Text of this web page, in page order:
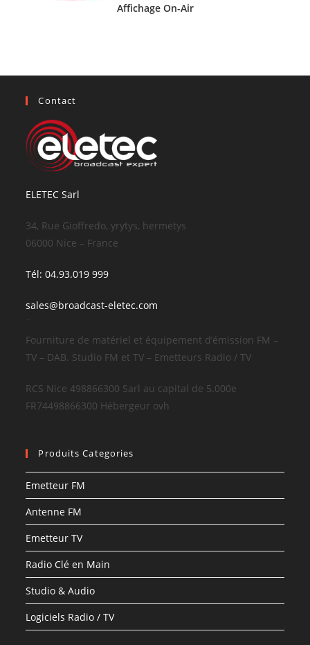
Affichage On-Air
Contact
ELETEC Sarl
34, Rue Gioffredo, yrytys, hermetys
06000 Nice – France
Tél: 04.93.019 999
sales@broadcast-eletec.com
¨
Fourniture de matériel et équipement d’émission FM –
TV – DAB. Studio FM et TV – Emetteurs Radio / TV
RCS Nice 498866300 Sarl au capital de 5.000e
FR74498866300 Hébergeur ovh
Produits Categories
Emetteur FM
Antenne FM
Emetteur TV
Radio Clé en Main
Studio & Audio
Logiciels Radio / TV